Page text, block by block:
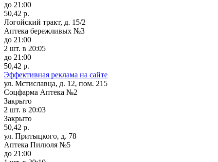
до 21:00
50,42 р.
Логойский тракт, д. 15/2
Аптека бережливых №3
до 21:00
2 шт. в 20:05
до 21:00
50,42 р.
Эффективная реклама на сайте
ул. Мстиславца, д. 12, пом. 215
Соцфарма Аптека №2
Закрыто
2 шт. в 20:03
Закрыто
50,42 р.
ул. Притыцкого, д. 78
Аптека Пилюля №5
до 21:00